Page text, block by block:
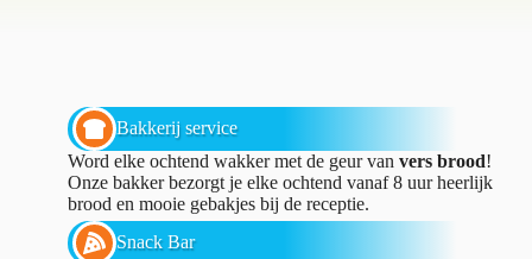
Bakkerij service
Word elke ochtend wakker met de geur van vers brood!
Onze bakker bezorgt je elke ochtend vanaf 8 uur heerlijk
brood en mooie gebakjes bij de receptie.
Snack Bar